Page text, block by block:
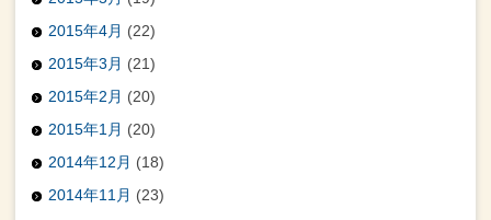
2015年4月 (22)
2015年3月 (21)
2015年2月 (20)
2015年1月 (20)
2014年12月 (18)
2014年11月 (23)